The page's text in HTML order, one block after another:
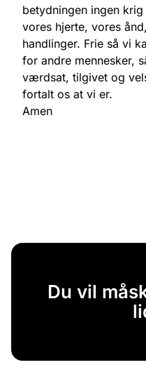
betydningen ingen
vores hjerte, vores
handlinger. Frie så vi
for andre mennesker,
værdsat, tilgivet og
fortalt os at vi er.
Amen
Du vil